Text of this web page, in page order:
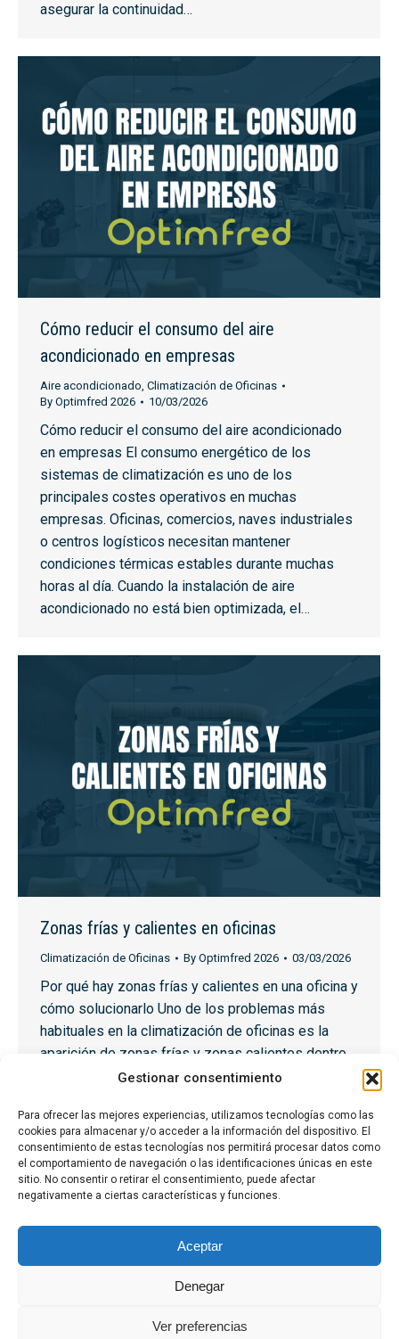
Gestionar consentimiento
Para ofrecer las mejores experiencias, utilizamos tecnologías como las
cookies para almacenar y/o acceder a la información del dispositivo. El
consentimiento de estas tecnologías nos permitirá procesar datos como
el comportamiento de navegación o las identificaciones únicas en este
sitio. No consentir o retirar el consentimiento, puede afectar
negativamente a ciertas características y funciones.
Aceptar
Denegar
Ver preferencias
asegurar la continuidad…
Cómo reducir el consumo del aire
acondicionado en empresas
Aire acondicionado, Climatización de Oficinas
By Optimfred 2026 10/03/2026
Cómo reducir el consumo del aire acondicionado
en empresas El consumo energético de los
sistemas de climatización es uno de los
principales costes operativos en muchas
empresas. Oficinas, comercios, naves industriales
o centros logísticos necesitan mantener
condiciones térmicas estables durante muchas
horas al día. Cuando la instalación de aire
acondicionado no está bien optimizada, el…
Zonas frías y calientes en oficinas
Climatización de Oficinas By Optimfred 2026 03/03/2026
Por qué hay zonas frías y calientes en una oficina y
cómo solucionarlo Uno de los problemas más
habituales en la climatización de oficinas es la
aparición de zonas frías y zonas calientes dentro
del mismo espacio. Mientras algunas personas
climatización o calor. Este problema suele
aparecer cuando…
1
Política de privacidad·Política de Cookies